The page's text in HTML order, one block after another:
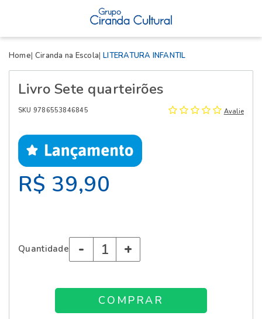
Home Ciranda na Escola LITERATURA INFANTIL
Livro Sete quarteirões
SKU 9786553846845 Avalie
R$ 39,90
Quantidade - +